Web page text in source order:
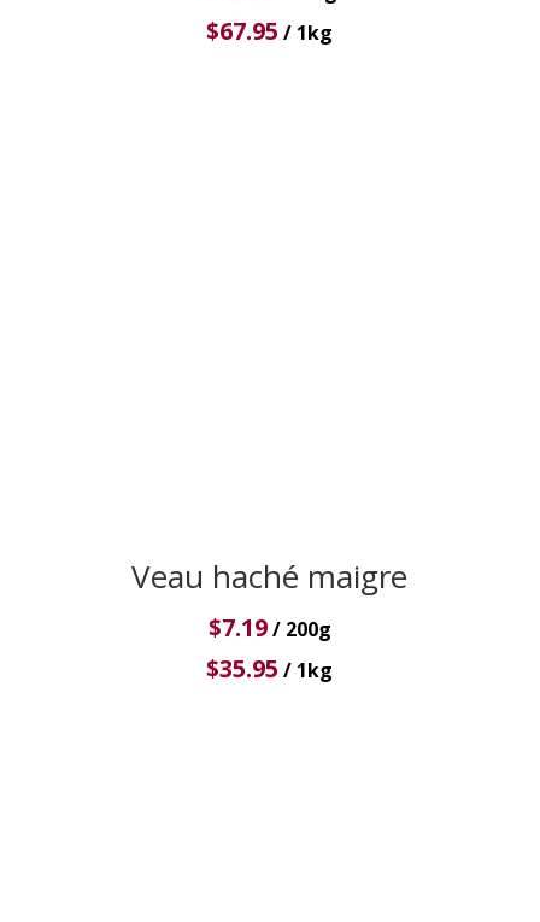
$67.95 / 1kg
Veau haché maigre
$7.19/ 200g
$35.95 / 1kg